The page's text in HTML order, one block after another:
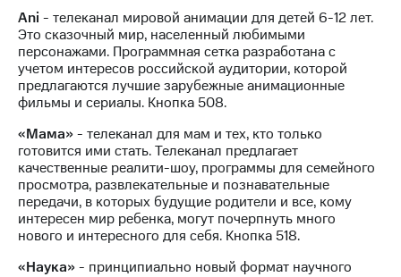
красивый
номер
Заменить
SIM-
карту
Перейти
на
eSIM
Для дома
Выберите
и подключите
с выгодным
ТВ и телефон
для дома
Услуги
Личный
кабинет
интернета
и
ТВ
Личный
кабинет
спутникового
ТВ
Скачать
Ani - телеканал мировой анимации для детей 6-12 лет.
Это сказочный мир, населенный любимыми
персонажами. Программная сетка разработана с
учетом интересов российской аудитории, которой
предлагаются лучшие зарубежные анимационные
фильмы и сериалы. Кнопка 508.
«Мама»- телеканал для мам и тех, кто только
готовится ими стать. Телеканал предлагает
качественные реалити-шоу, программы для семейного
просмотра, развлекательные и познавательные
передачи, в которых будущие родители и все, кому
интересен мир ребенка, могут почерпнуть много
нового и интересного для себя. Кнопка 518.
«Наука»- принципиально новый формат научного